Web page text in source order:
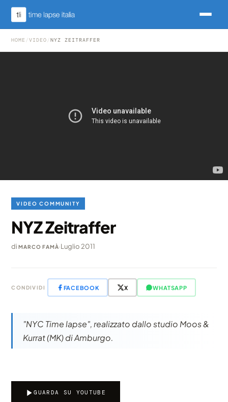
HOME /VIDEO /NYZ ZEITRAFFER
VIDEO COMMUNITY
NYZ Zeitraffer
diMARCO FAMÀ·Luglio 2011
CONDIVIDI FACEBOOK X WHATSAPP
"NYC Time lapse", realizzato dallo studio Moos &
Kurrat (MK) di Amburgo.
GUARDA SU YOUTUBE